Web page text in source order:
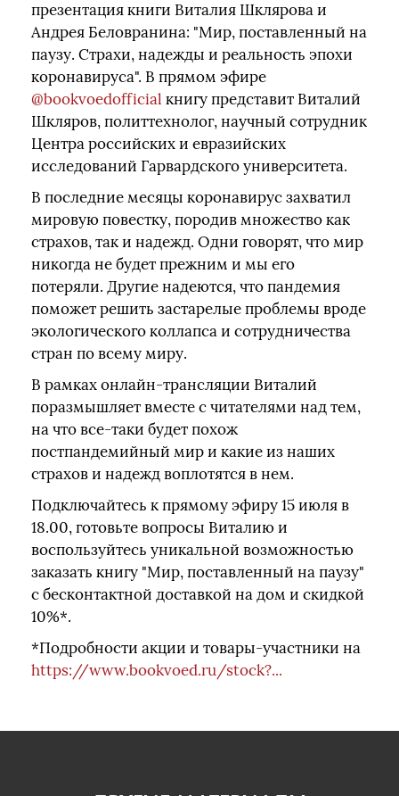
презентация книги Виталия Шклярова и
Андрея Беловранина: "Мир, поставленный на
паузу. Страхи, надежды и реальность эпохи
коронавируса". В прямом эфире
@bookvoedofficial книгу представит Виталий
Шкляров, политтехнолог, научный сотрудник
Центра российских и евразийских
исследований Гарвардского университета.
В последние месяцы коронавирус захватил
мировую повестку, породив множество как
страхов, так и надежд. Одни говорят, что мир
никогда не будет прежним и мы его
потеряли. Другие надеются, что пандемия
поможет решить застарелые проблемы вроде
экологического коллапса и сотрудничества
стран по всему миру.
В рамках онлайн-трансляции Виталий
поразмышляет вместе с читателями над тем,
на что все-таки будет похож
постпандемийный мир и какие из наших
страхов и надежд воплотятся в нем.
Подключайтесь к прямому эфиру 15 июля в
18.00, готовьте вопросы Виталию и
воспользуйтесь уникальной возможностью
заказать книгу "Мир, поставленный на паузу"
с бесконтактной доставкой на дом и скидкой
10%*.
*Подробности акции и товары-участники на
https://www.bookvoed.ru/stock?...